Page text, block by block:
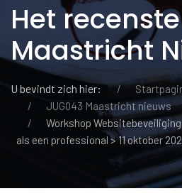
Het
Maastricht
U bevindt zich hier:
JUG043 Maastricht nieuws
Workshop
als een professional > 11 oktober